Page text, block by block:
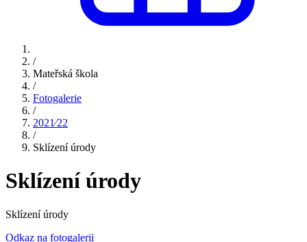
/
Mateřská škola
/
Fotogalerie
/
2021⁄22
/
Sklízení úrody
Sklízení úrody
Sklízení úrody
Odkaz na fotogalerii